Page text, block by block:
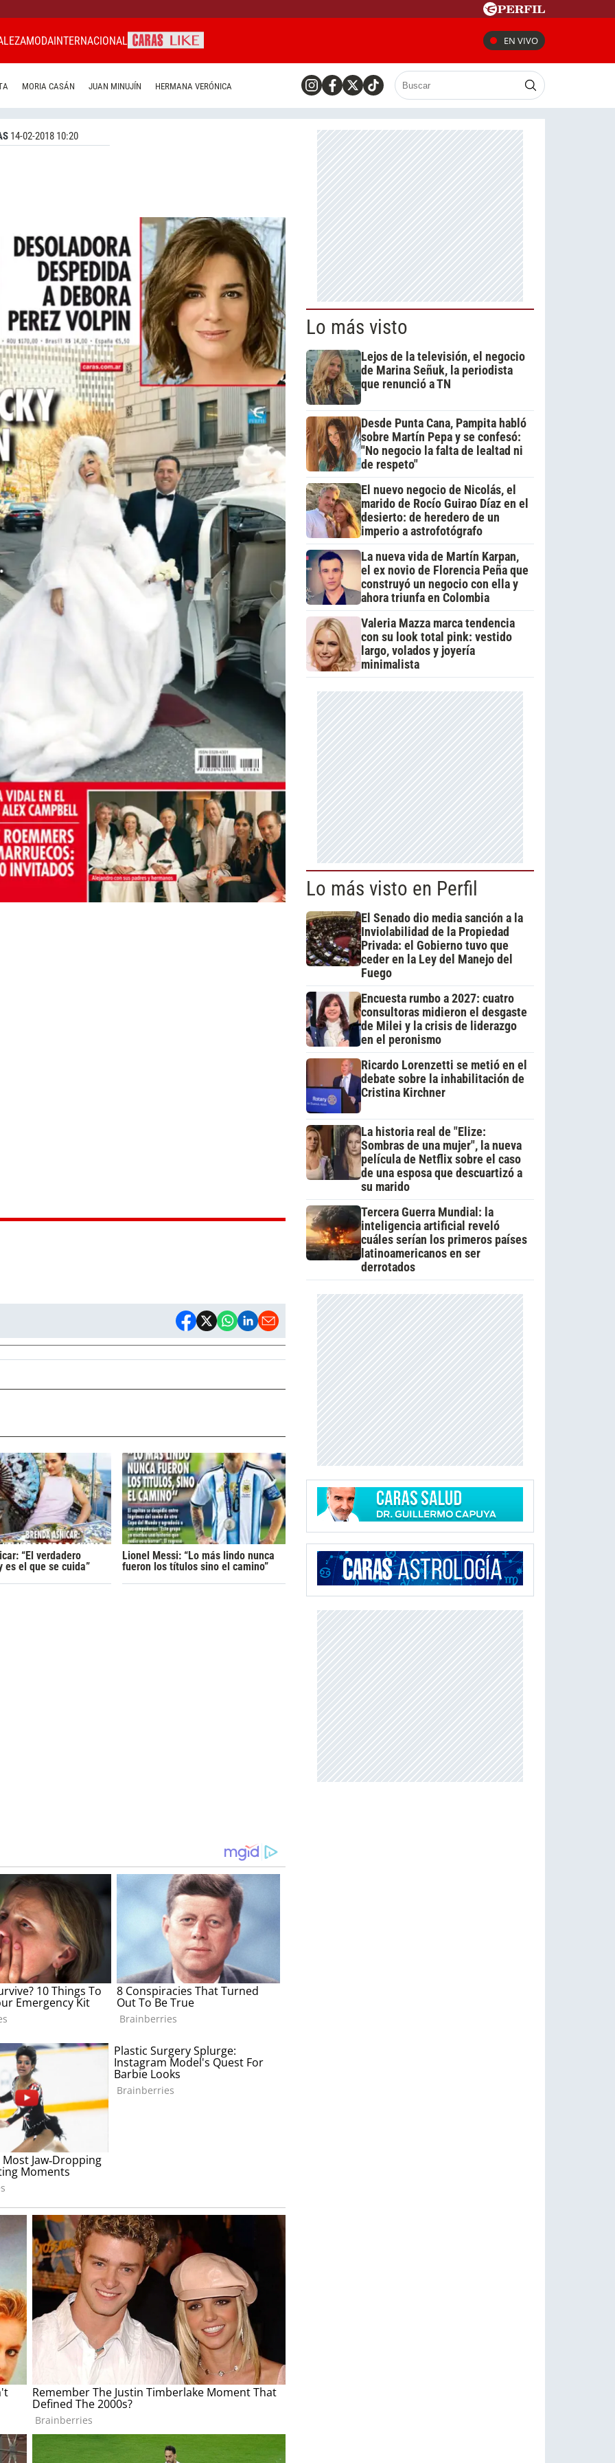
MODAINTERNACIONAL EN VIVO
MORIA CASÁN JUAN MINUJÍN HERMANA VERÓNICA
14-02-2018 10:20
“El verdadero
es el que se cuida”
Lionel Messi: “Lo más lindo nunca
fueron los títulos sino el camino”
Lo más visto
Lejos de la televisión, el negocio
de Marina Señuk, la periodista
que renunció a TN
Desde Punta Cana, Pampita habló
sobre Martín Pepa y se confesó:
"No negocio la falta de lealtad ni
de respeto"
El nuevo negocio de Nicolás, el
marido de Rocío Guirao Díaz en el
desierto: de heredero de un
imperio a astrofotógrafo
La nueva vida de Martín Karpan,
el ex novio de Florencia Peña que
construyó un negocio con ella y
ahora triunfa en Colombia
Valeria Mazza marca tendencia
con su look total pink: vestido
largo, volados y joyería
minimalista
Lo más visto en Perfil
El Senado dio media sanción a la
Inviolabilidad de la Propiedad
Privada: el Gobierno tuvo que
ceder en la Ley del Manejo del
Fuego
Encuesta rumbo a 2027: cuatro
consultoras midieron el desgaste
de Milei y la crisis de liderazgo
en el peronismo
Ricardo Lorenzetti se metió en el
debate sobre la inhabilitación de
Cristina Kirchner
La historia real de "Elize:
Sombras de una mujer", la nueva
película de Netflix sobre el caso
de una esposa que descuartizó a
su marido
Tercera Guerra Mundial: la
inteligencia artificial reveló
cuáles serían los primeros países
latinoamericanos en ser
derrotados